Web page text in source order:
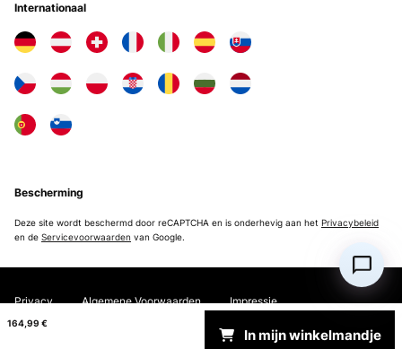
164,99 €
In mijn winkelmandje
Simple a utiliser
Utilisateur d'Amazon
Vertaal
Hot Dog Tolle Maschine robust und funktioniert gut.
GECONTROLEERDE BEOORDELING
Internationaal
Bescherming
Deze site wordt beschermd door reCAPTCHA en is onderhevig aan het Privacybeleid
en de Servicevoorwaarden van Google.
Privacy Algemene Voorwaarden Impressie
Copyright © 2026 Electronic-Star. All rights reserved